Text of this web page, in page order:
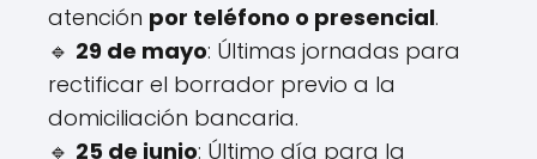
atención por teléfono o presencial.
🔹 29 de mayo: Últimas jornadas para
rectificar el borrador previo a la
domiciliación bancaria.
🔹 25 de junio: Último día para la